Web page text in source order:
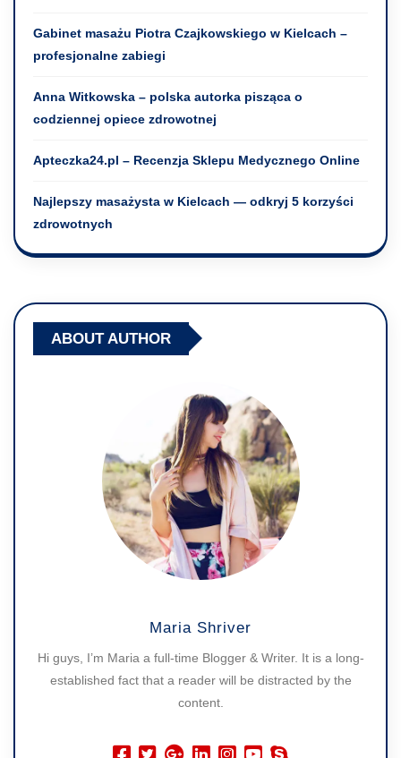
Gabinet masażu Piotra Czajkowskiego w Kielcach –
profesjonalne zabiegi
Anna Witkowska – polska autorka pisząca o
codziennej opiece zdrowotnej
Apteczka24.pl – Recenzja Sklepu Medycznego Online
Najlepszy masażysta w Kielcach — odkryj 5 korzyści
zdrowotnych
ABOUT AUTHOR
Maria Shriver
Hi guys, I’m Maria a full-time Blogger & Writer. It is a long-
established fact that a reader will be distracted by the
content.